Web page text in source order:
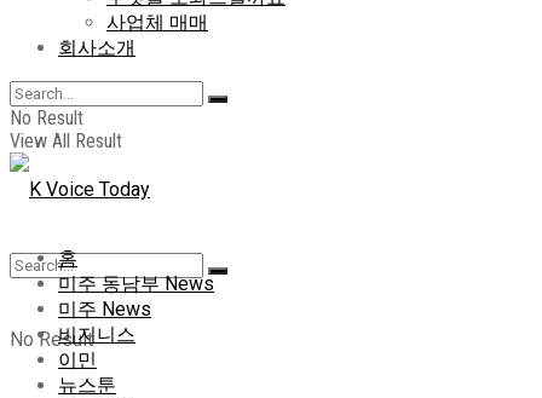
사업체 매매
회사소개
No Result
View All Result
No Result
홈
미주 동남부 News
미주 News
비지니스
이민
뉴스툰